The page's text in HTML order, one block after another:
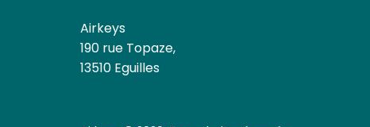
Airkeys
190 rue Topaze,
13510 Eguilles